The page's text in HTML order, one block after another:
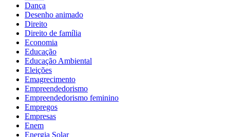
Dança
Desenho animado
Direito
Direito de família
Economia
Educação
Educação Ambiental
Eleições
Emagrecimento
Empreendedorismo
Empreendedorismo feminino
Empregos
Empresas
Enem
Energia Solar